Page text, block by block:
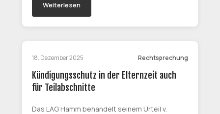
Weiterlesen
18. Dezember 2025 Rechtsprechung
Kündigungsschutz in der Elternzeit auch
für Teilabschnitte
Das LAG Hamm behandelt seinem Urteil v.